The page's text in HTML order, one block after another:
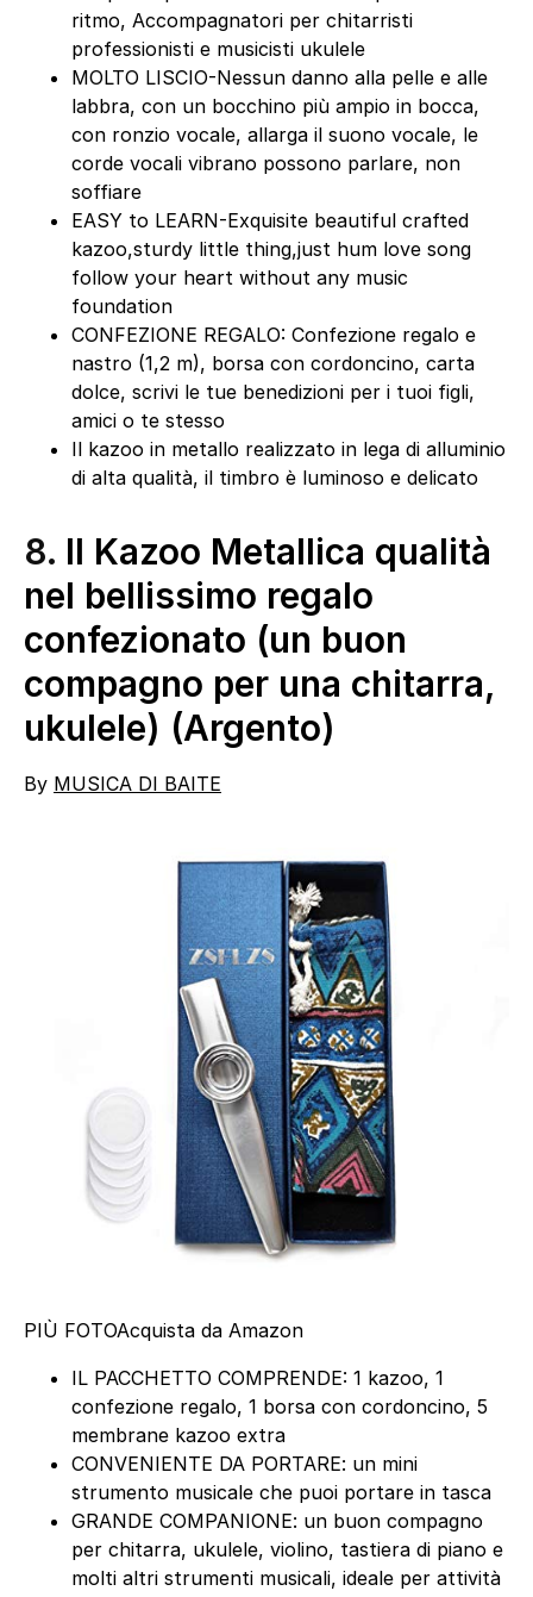
ritmo, Accompagnatori per chitarristi
professionisti e musicisti ukulele
MOLTO LISCIO-Nessun danno alla pelle e alle
labbra, con un bocchino più ampio in bocca,
con ronzio vocale, allarga il suono vocale, le
corde vocali vibrano possono parlare, non
soffiare
EASY to LEARN-Exquisite beautiful crafted
kazoo,sturdy little thing,just hum love song
follow your heart without any music
foundation
CONFEZIONE REGALO: Confezione regalo e
nastro (1,2 m), borsa con cordoncino, carta
dolce, scrivi le tue benedizioni per i tuoi figli,
amici o te stesso
Il kazoo in metallo realizzato in lega di alluminio
di alta qualità, il timbro è luminoso e delicato
8. Il Kazoo Metallica qualità
nel bellissimo regalo
confezionato (un buon
compagno per una chitarra,
ukulele) (Argento)
By MUSICA DI BAITE
PIÙ FOTOAcquista da Amazon
IL PACCHETTO COMPRENDE: 1 kazoo, 1
confezione regalo, 1 borsa con cordoncino, 5
membrane kazoo extra
CONVENIENTE DA PORTARE: un mini
strumento musicale che puoi portare in tasca
GRANDE COMPANIONE: un buon compagno
per chitarra, ukulele, violino, tastiera di piano e
molti altri strumenti musicali, ideale per attività